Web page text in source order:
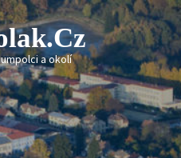
a okolí